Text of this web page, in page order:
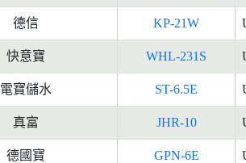
德信 KP-21W
快意寶 WHL-231S
電寶儲水 ST-6.5E
真富 JHR-10
德國寶 GPN-6E